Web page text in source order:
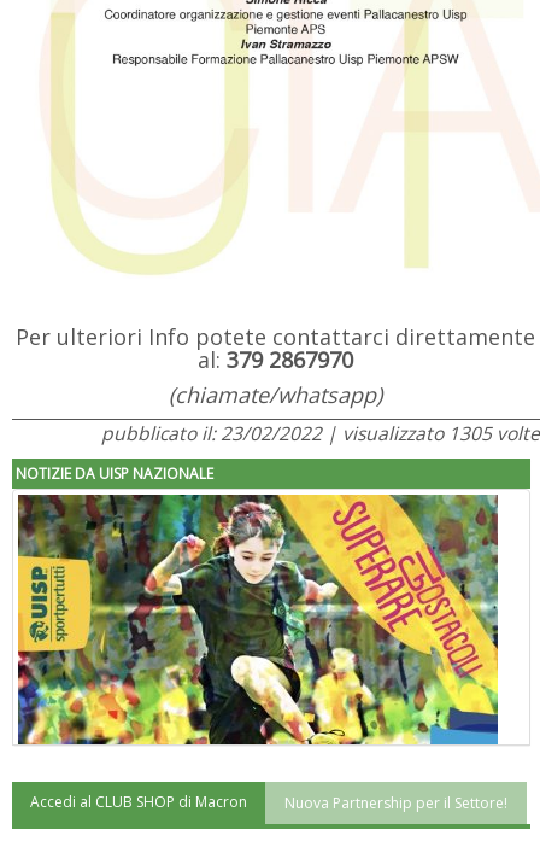
Per ulteriori Info potete contattarci direttamente
al:379 2867970
(chiamate/whatsapp)
pubblicato il: 23/02/2022 | visualizzato 1305 volte
NOTIZIE DA UISP NAZIONALE
"Superare gli ostacoli": la relazione di Tiziano Pesce al CN Uisp
Accedi al CLUB SHOP di Macron Nuova Partnership per il Settore!